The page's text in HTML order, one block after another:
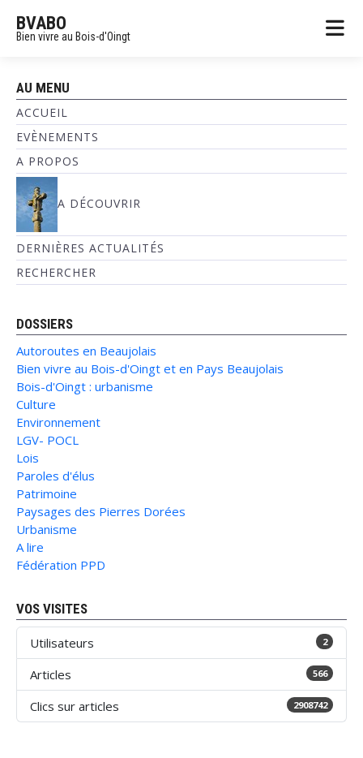
BVABO
Bien vivre au Bois-d'Oingt
AU MENU
ACCUEIL
EVÈNEMENTS
A PROPOS
A DÉCOUVRIR
DERNIÈRES ACTUALITÉS
RECHERCHER
DOSSIERS
Autoroutes en Beaujolais
Bien vivre au Bois-d'Oingt et en Pays Beaujolais
Bois-d'Oingt : urbanisme
Culture
Environnement
LGV- POCL
Lois
Paroles d'élus
Patrimoine
Paysages des Pierres Dorées
Urbanisme
A lire
Fédération PPD
VOS VISITES
Utilisateurs 2
Articles 566
Clics sur articles 2908742